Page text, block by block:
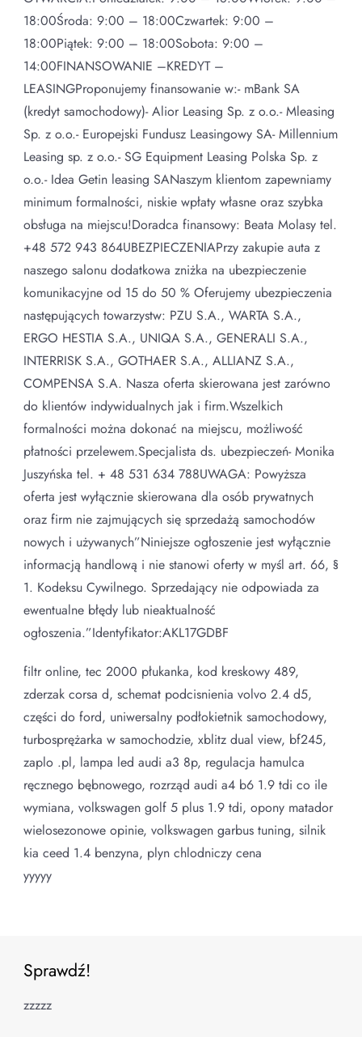
18:00Środa: 9:00 – 18:00Czwartek: 9:00 –
18:00Piątek: 9:00 – 18:00Sobota: 9:00 –
14:00FINANSOWANIE –KREDYT –
LEASINGProponujemy finansowanie w:- mBank SA
(kredyt samochodowy)- Alior Leasing Sp. z o.o.- Mleasing
Sp. z o.o.- Europejski Fundusz Leasingowy SA- Millennium
Leasing sp. z o.o.- SG Equipment Leasing Polska Sp. z
o.o.- Idea Getin leasing SANaszym klientom zapewniamy
minimum formalności, niskie wpłaty własne oraz szybka
obsługa na miejscu!Doradca finansowy: Beata Molasy tel.
+48 572 943 864UBEZPIECZENIAPrzy zakupie auta z
naszego salonu dodatkowa zniżka na ubezpieczenie
komunikacyjne od 15 do 50 % Oferujemy ubezpieczenia
następujących towarzystw: PZU S.A., WARTA S.A.,
ERGO HESTIA S.A., UNIQA S.A., GENERALI S.A.,
INTERRISK S.A., GOTHAER S.A., ALLIANZ S.A.,
COMPENSA S.A. Nasza oferta skierowana jest zarówno
do klientów indywidualnych jak i firm.Wszelkich
formalności można dokonać na miejscu, możliwość
płatności przelewem.Specjalista ds. ubezpieczeń- Monika
Juszyńska tel. + 48 531 634 788UWAGA: Powyższa
oferta jest wyłącznie skierowana dla osób prywatnych
oraz firm nie zajmujących się sprzedażą samochodów
nowych i używanych”Niniejsze ogłoszenie jest wyłącznie
informacją handlową i nie stanowi oferty w myśl art. 66, §
1. Kodeksu Cywilnego. Sprzedający nie odpowiada za
ewentualne błędy lub nieaktualność
ogłoszenia.”Identyfikator:AKL17GDBF
filtr online, tec 2000 płukanka, kod kreskowy 489,
zderzak corsa d, schemat podcisnienia volvo 2.4 d5,
części do ford, uniwersalny podłokietnik samochodowy,
turbosprężarka w samochodzie, xblitz dual view, bf245,
zaplo .pl, lampa led audi a3 8p, regulacja hamulca
ręcznego bębnowego, rozrząd audi a4 b6 1.9 tdi co ile
wymiana, volkswagen golf 5 plus 1.9 tdi, opony matador
wielosezonowe opinie, volkswagen garbus tuning, silnik
kia ceed 1.4 benzyna, plyn chlodniczy cena
yyyyy
Sprawdź!
zzzzz